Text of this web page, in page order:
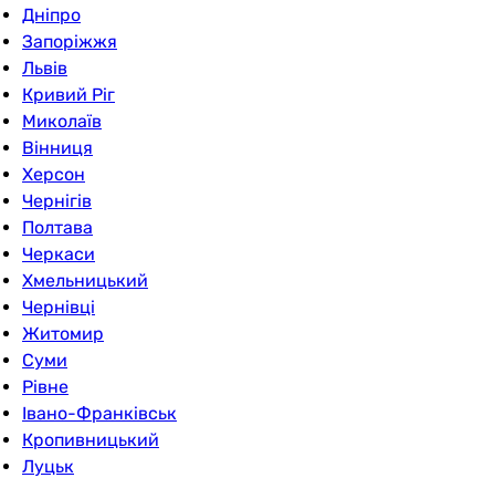
Дніпро
Запоріжжя
Львів
Кривий Ріг
Миколаїв
Вінниця
Херсон
Чернігів
Полтава
Черкаси
Хмельницький
Чернівці
Житомир
Суми
Рівне
Івано-Франківськ
Кропивницький
Луцьк